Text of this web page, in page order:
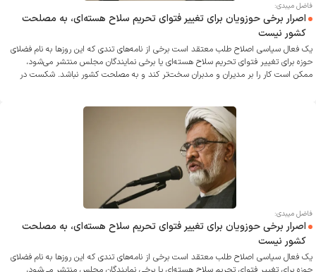
فاضل میبدی:
اصرار برخی حوزویان برای تغییر فتوای تحریم سلاح هسته‌ای، به مصلحت
کشور نیست
یک فعال سیاسی اصلاح طلب معتقد است برخی از نامه‌های تندی که این روزها به نام فضلای
حوزه برای تغییر فتوای تحریم سلاح هسته‌ای یا برخی نمایندگان مجلس منتشر می‌شود،
ممکن است کار را بر مدیران و مدبران سخت‌تر کند و به مصلحت کشور نباشد. شکست در
فاضل میبدی:
اصرار برخی حوزویان برای تغییر فتوای تحریم سلاح هسته‌ای، به مصلحت
کشور نیست
یک فعال سیاسی اصلاح طلب معتقد است برخی از نامه‌های تندی که این روزها به نام فضلای